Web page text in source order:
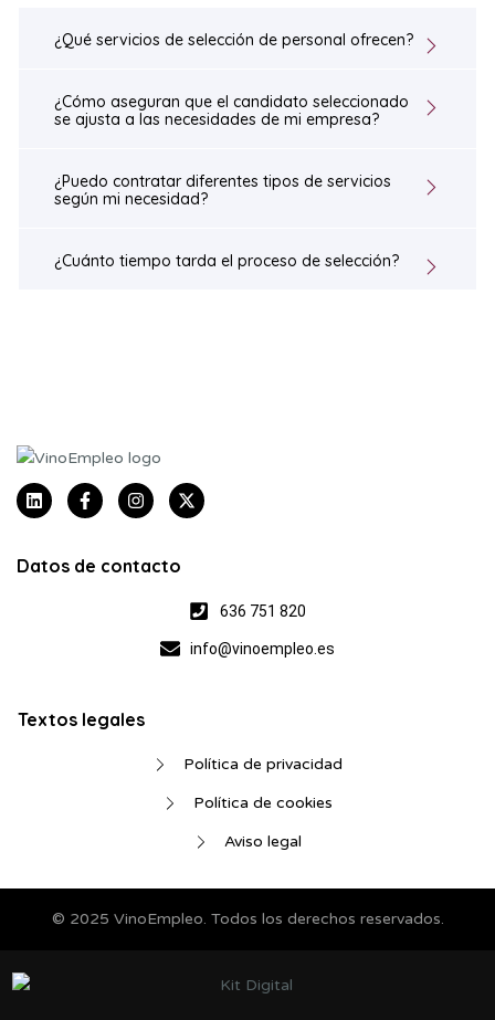
¿Qué servicios de selección de personal ofrecen?
¿Cómo aseguran que el candidato seleccionado
se ajusta a las necesidades de mi empresa?
¿Puedo contratar diferentes tipos de servicios
según mi necesidad?
¿Cuánto tiempo tarda el proceso de selección?
Datos de contacto
636 751 820
info@vinoempleo.es
Textos legales
Política de privacidad
Política de cookies
Aviso legal
© 2025 VinoEmpleo. Todos los derechos reservados.